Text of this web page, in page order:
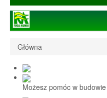
1,5% i darowizny
Nasi Beneficjenci
Główna
Możesz pomóc w